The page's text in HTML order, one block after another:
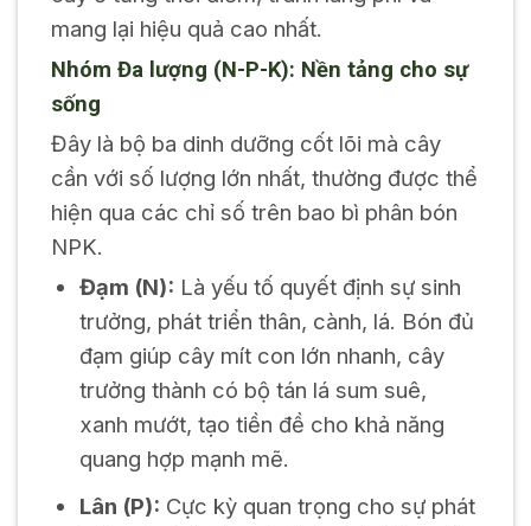
mang lại hiệu quả cao nhất.
Nhóm Đa lượng (N-P-K): Nền tảng cho sự
sống
Đây là bộ ba dinh dưỡng cốt lõi mà cây
cần với số lượng lớn nhất, thường được thể
hiện qua các chỉ số trên bao bì phân bón
NPK.
Đạm (N): Là yếu tố quyết định sự sinh
trưởng, phát triển thân, cành, lá. Bón đủ
đạm giúp cây mít con lớn nhanh, cây
trưởng thành có bộ tán lá sum suê,
xanh mướt, tạo tiền đề cho khả năng
quang hợp mạnh mẽ.
Lân (P): Cực kỳ quan trọng cho sự phát